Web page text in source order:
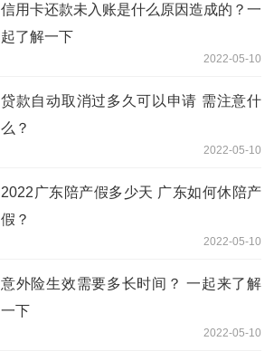
信用卡还款未入账是什么原因造成的？一
起了解一下
2022-05-10
贷款自动取消过多久可以申请 需注意什
么？
2022-05-10
2022广东陪产假多少天 广东如何休陪产
假？
2022-05-10
意外险生效需要多长时间？ 一起来了解
一下
2022-05-10